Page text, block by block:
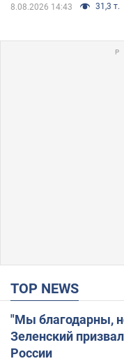
8.08.2026 14:43 31,3 т.
TOP NEWS
"Мы благодарны,
Зеленский
России